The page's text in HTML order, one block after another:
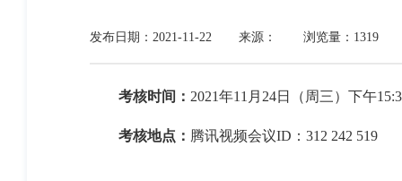
发布日期：2021-11-22 来源： 浏览量：1319
考核时间： 2021年11月24日（周三）下午
考核地点： 腾讯视频会议ID：312 242 519